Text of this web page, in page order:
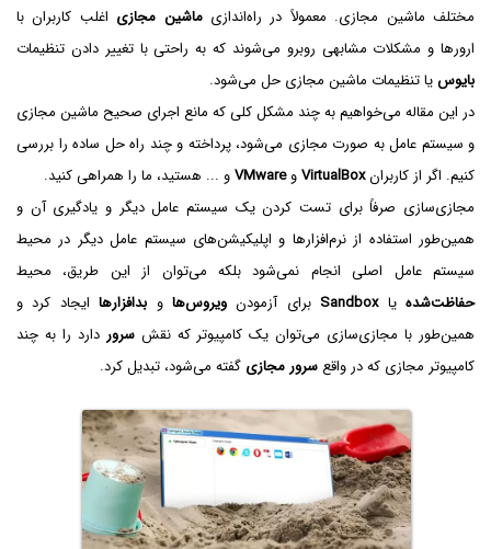
مختلف ماشین مجازی. معمولاً در راه‌اندازیماشین مجازی اغلب کاربران با
ارورها و مشکلات مشابهی روبرو می‌شوند که به راحتی با تغییر دادن تنظیمات
بایوسیا تنظیمات ماشین مجازی حل می‌شود.
در این مقاله می‌خواهیم به چند مشکل کلی که مانع اجرای صحیح ماشین مجازی
و سیستم عامل به صورت مجازی می‌شود، پرداخته و چند راه حل ساده را بررسی
کنیم. اگر از کاربرانVirtualBox‌وVMwareو ... هستید، ما را همراهی کنید.
مجازی‌سازی صرفاً برای تست کردن یک سیستم عامل دیگر و یادگیری آن و
همین‌طور استفاده از نرم‌افزارها و اپلیکیشن‌های سیستم عامل دیگر در محیط
سیستم عامل اصلی انجام نمی‌شود بلکه می‌توان از این طریق، محیط
حفاظت‌شدهیاSandbox برای آزمودن ویروس‌هاو بدافزارهاایجاد کرد و
همین‌طور با مجازی‌سازی می‌توان یک کامپیوتر که نقشسرور دارد را به چند
کامپیوتر مجازی که در واقع سرور مجازی گفته می‌شود، تبدیل کرد.